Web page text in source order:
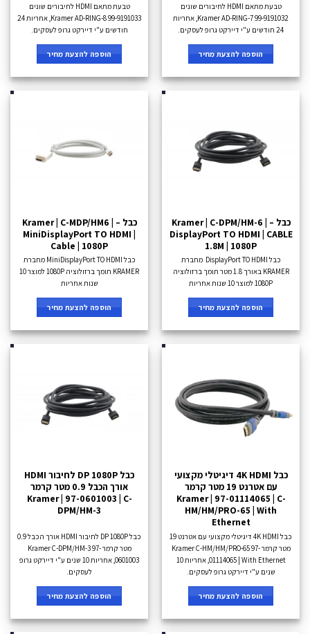
טבעת מתאם HDMI לחיבורים שונים
Kramer AD-RING-7 99-9191032, אחריות
24 חודשים ע"י דיירקט גרופ לעסקים.
הוספה להצעת מחיר
טבעת מתאם HDMI לחיבורים שונים
Kramer AD-RING-8 99-9191033, אחריות 24
חודשים ע"י דיירקט גרופ לעסקים.
הוספה להצעת מחיר
כבל – Kramer | C-DPM/HM-6 |
DisplayPort TO HDMI | CABLE
1.8M | 1080P
כבל DisplayPort TO HDMI מחברת
KRAMER באורך 1.8 מטר תומך ברזולוציה
1080P למוצר 10 שנות אחריות
הוספה להצעת מחיר
כבל – Kramer | C-MDP/HM6 |
MiniDisplayPort TO HDMI |
Cable | 1080P
כבל MiniDisplayPort TO HDMI מחברת
KRAMER תומך ברזולוציה 1080P למוצר 10
שנות אחריות
הוספה להצעת מחיר
כבל 4K HDMI דיגיטלי מקצועי
עם אטרנט 19 מטר קרמר
Kramer | 97-01114065 | C-
HM/HM/PRO-65 | With
Ethernet
כבל 4K HDMI דיגיטלי מקצועי עם אטרנט 19
מטר קרמר Kramer C-HM/HM/PRO-65 97-
01114065 | With Ethernet, אחריות 10
שנים ע"י דיירקט גרופ לעסקים.
הוספה להצעת מחיר
כבל DP 1080P לחיבור HDMI
אורך הכבל 0.9 מטר קרמר
Kramer | 97-0601003 | C-
DPM/HM-3
כבל DP 1080P לחיבור HDMI אורך הכבל 0.9
מטר קרמר Kramer C-DPM/HM-3 97-
0601003, אחריות 10 שנים ע"י דיירקט גרופ
לעסקים.
הוספה להצעת מחיר